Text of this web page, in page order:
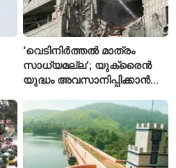
‘വെടിനിർത്തൽ മാത്രം
സാധ്യമല്ല’; യുക്രൈൻ
യുദ്ധം അവസാനിപ്പിക്കാൻ
റഷ്യ